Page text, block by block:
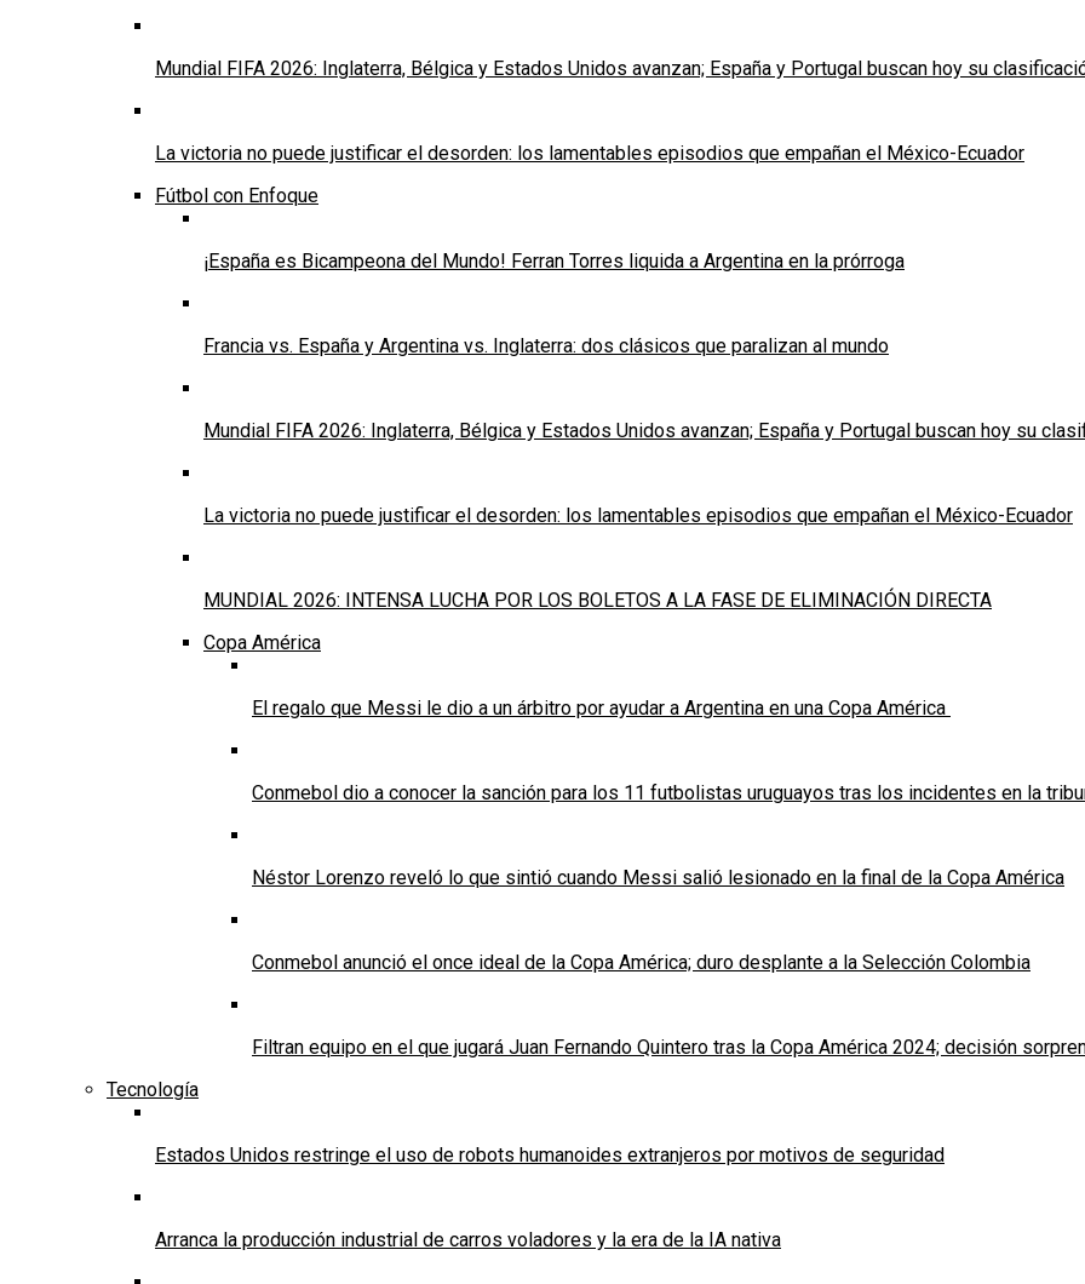
Mundial FIFA 2026: Inglaterra, Bélgica y Estados Unidos avanzan; España y Portugal buscan hoy su
La victoria no puede justificar el desorden: los lamentables episodios que empañan el México-Ecuador
Fútbol con Enfoque
¡España es Bicampeona del Mundo! Ferran Torres liquida a Argentina en la prórroga
Francia vs. España y Argentina vs. Inglaterra: dos clásicos que paralizan al mundo
Mundial FIFA 2026: Inglaterra, Bélgica y Estados Unidos avanzan; España y Portugal buscan hoy su
La victoria no puede justificar el desorden: los lamentables episodios que empañan el México-Ecuador
MUNDIAL 2026: INTENSA LUCHA POR LOS BOLETOS A LA FASE DE ELIMINACIÓN DIRECTA
Copa América
El regalo que Messi le dio a un árbitro por ayudar a Argentina en una Copa América
Conmebol dio a conocer la sanción para los 11 futbolistas uruguayos tras los incidentes en la
Néstor Lorenzo reveló lo que sintió cuando Messi salió lesionado en la final de la Copa América
Conmebol anunció el once ideal de la Copa América; duro desplante a la Selección Colombia
Filtran equipo en el que jugará Juan Fernando Quintero tras la Copa América 2024; decisión
Tecnología
Estados Unidos restringe el uso de robots humanoides extranjeros por motivos de seguridad
Arranca la producción industrial de carros voladores y la era de la IA nativa